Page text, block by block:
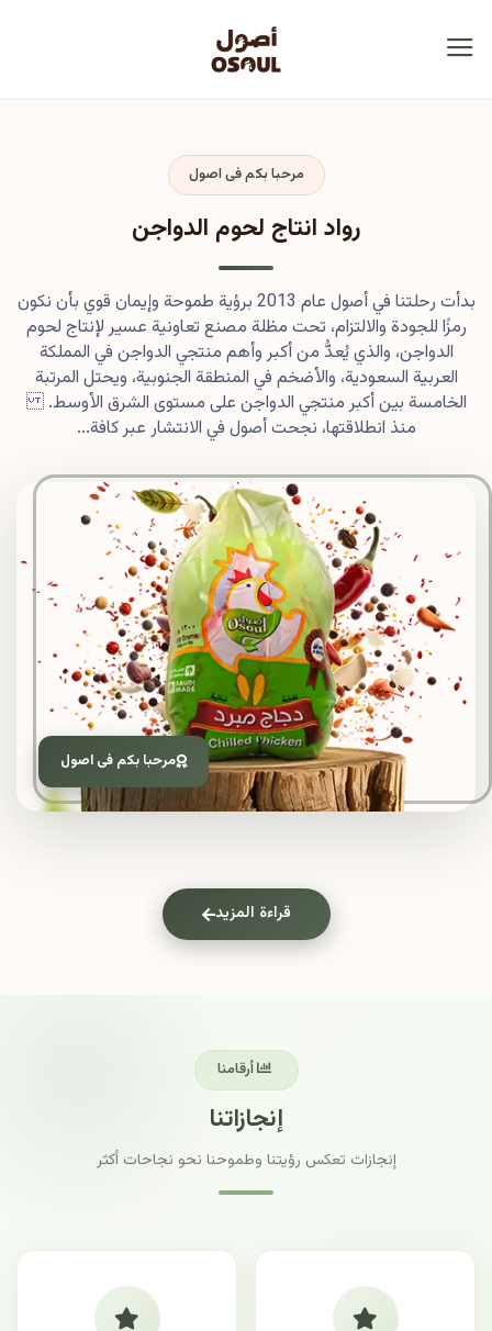
مرحبا بكم فى اصول
مرحبا بكم فى اصول
رواد انتاج لحوم الدواجن
بدأت رحلتنا في أصول عام 2013 برؤية طموحة وإيمان قوي بأن نكون
رمزًا للجودة والالتزام، تحت مظلة مصنع تعاونية عسير لإنتاج لحوم
الدواجن، والذي يُعدُّ من أكبر وأهم منتجي الدواجن في المملكة
العربية السعودية، والأضخم في المنطقة الجنوبية، ويحتل المرتبة
الخامسة بين أكبر منتجي الدواجن على مستوى الشرق الأوسط.
منذ انطلاقتها، نجحت أصول في الانتشار عبر كافة...
قراءة المزيد
أرقامنا
إنجازاتنا
إنجازات تعكس رؤيتنا وطموحنا نحو نجاحات أكثر